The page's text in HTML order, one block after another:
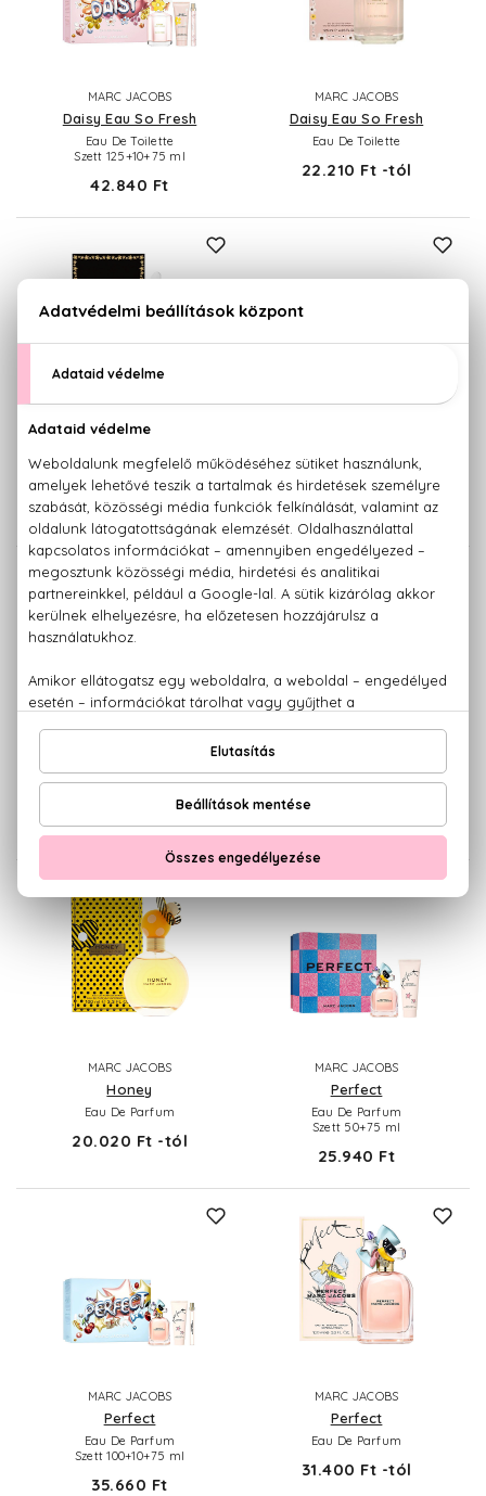
MARC JACOBS
Daisy Eau So Fresh
Eau De Toilette
Szett 125+10+75 ml
42.840 Ft
MARC JACOBS
Daisy Eau So Fresh
Eau De Toilette
22.210 Ft -tól
MARC JACOBS
Eau De Parfum
30.080 Ft -tól
Utántölthető Eau De Parfum
Szett 50+10 ml
22.000 Ft
ÚJDONSÁG
Daisy Wild
Utántölthető Eau De Parfum
16.310 Ft -tól
Dot
24.090 Ft -tól
MARC JACOBS
Honey
Eau De Parfum
20.020 Ft -tól
MARC JACOBS
Perfect
Eau De Parfum
Szett 50+75 ml
25.940 Ft
MARC JACOBS
Perfect
Eau De Parfum
Szett 100+10+75 ml
35.660 Ft
MARC JACOBS
Perfect
Eau De Parfum
31.400 Ft -tól